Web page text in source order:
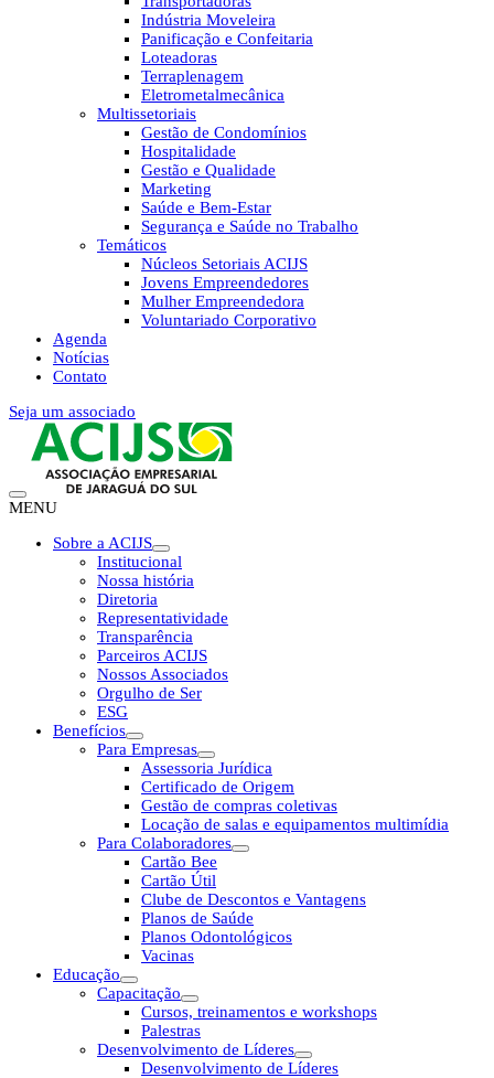
Indústria Moveleira
Panificação e Confeitaria
Loteadoras
Terraplenagem
Eletrometalmecânica
Multissetoriais
Gestão de Condomínios
Hospitalidade
Gestão e Qualidade
Marketing
Saúde e Bem-Estar
Segurança e Saúde no Trabalho
Temáticos
Núcleos Setoriais ACIJS
Jovens Empreendedores
Mulher Empreendedora
Voluntariado Corporativo
Agenda
Notícias
Contato
Seja um associado
MENU
Sobre a ACIJS
Institucional
Nossa história
Diretoria
Representatividade
Transparência
Parceiros ACIJS
Nossos Associados
Orgulho de Ser
ESG
Benefícios
Para Empresas
Assessoria Jurídica
Certificado de Origem
Gestão de compras coletivas
Locação de salas e equipamentos multimídia
Para Colaboradores
Cartão Bee
Cartão Útil
Clube de Descontos e Vantagens
Planos de Saúde
Planos Odontológicos
Vacinas
Educação
Capacitação
Cursos, treinamentos e workshops
Palestras
Desenvolvimento de Líderes
Desenvolvimento de Líderes